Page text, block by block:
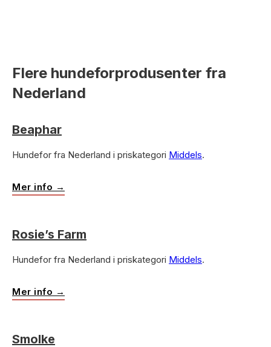
Flere hundeforprodusenter fra
Nederland
Beaphar
Hundefor fra Nederland i priskategori Middels.
Mer info →
Rosie’s Farm
Hundefor fra Nederland i priskategori Middels.
Mer info →
Smolke